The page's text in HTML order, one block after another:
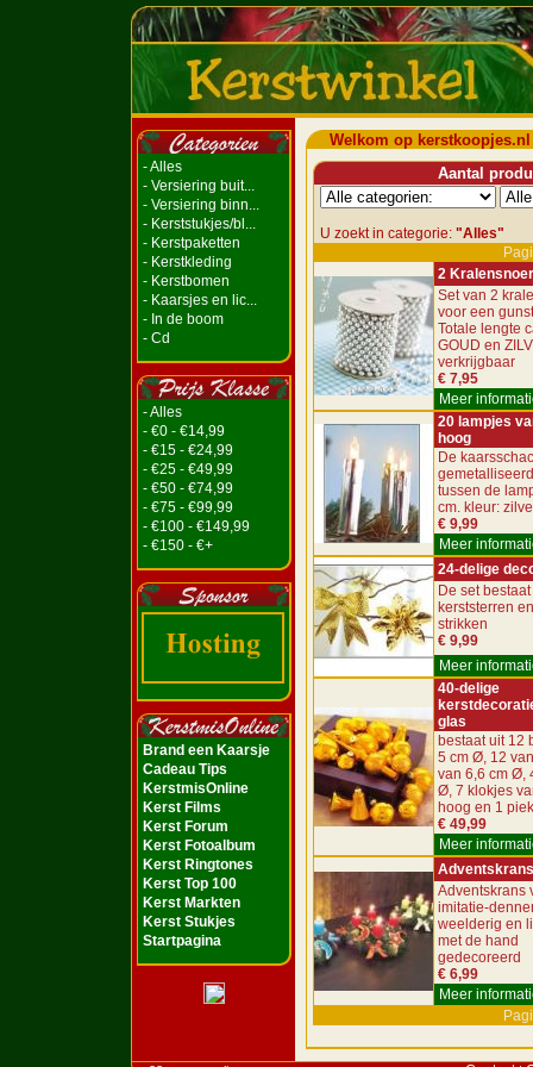
- Alles
- Versiering buit...
- Versiering binn...
- Kerststukjes/bl...
- Kerstpaketten
- Kerstkleding
- Kerstbomen
- Kaarsjes en lic...
- In de boom
- Cd
- Alles
- €0 - €14,99
- €15 - €24,99
- €25 - €49,99
- €50 - €74,99
- €75 - €99,99
- €100 - €149,99
- €150 - €+
Brand een Kaarsje
Cadeau Tips
KerstmisOnline
Kerst Films
Kerst Forum
Kerst Fotoalbum
Kerst Ringtones
Kerst Top 100
Kerst Markten
Kerst Stukjes
Startpagina
Welkom op kerstkoopjes.nl
Aantal
U zoekt in categorie: "Alles"
2
Set van 2
voor een
Totale lengte
GOUD en
verkrijgbaar
€ 7,95
Meer
20 lampjes
hoog
De
tussen de
cm. kleur:
€ 9,99
Meer
24-delige
De set
kerststerren
strikken
€ 9,99
Meer
40-delige
glas
bestaat uit 12
5 cm Ø, 12
van 6,6 cm Ø,
Ø, 7 klokjes
hoog en 1
€ 49,99
Meer
Adventskrans
Adventskrans
imitatie-
weelderig en
met de hand
gedecoreerd
€ 6,99
Meer